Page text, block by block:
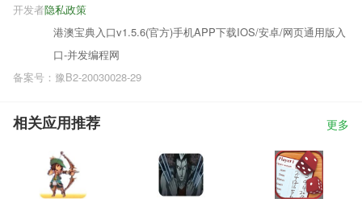
隐私政策
开发者
港澳宝典入口v1.5.6(官方)手机APP下载IOS/安卓/网页通用版入
口-并发编程网
备案号：豫B2-20030028-29
相关应用推荐 更多